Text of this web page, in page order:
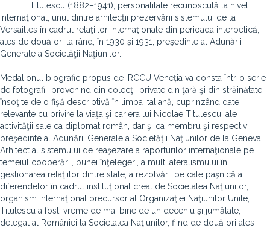
Titulescu (1882–1941), personalitate recunoscută la nivel
internaţional, unul dintre arhitecţii prezervării sistemului de la
Versailles în cadrul relaţiilor internaţionale din perioada interbelică,
ales de două ori la rând, în 1930 şi 1931, preşedinte al Adunării
Generale a Societăţii Naţiunilor.
Medalionul biografic propus de IRCCU Veneția va consta într-o serie
de fotografii, provenind din colecţii private din ţară şi din străinătate,
însoţite de o fişă descriptivă în limba italiană, cuprinzând date
relevante cu privire la viaţa şi cariera lui Nicolae Titulescu, ale
activităţii sale ca diplomat român, dar şi ca membru şi respectiv
preşedinte al Adunării Generale a Societăţii Naţiunilor de la Geneva.
Arhitect al sistemului de reaşezare a raporturilor internaţionale pe
temeiul cooperării, bunei înţelegeri, a multilateralismului în
gestionarea relaţiilor dintre state, a rezolvării pe cale paşnică a
diferendelor în cadrul instituţional creat de Societatea Naţiunilor,
organism internaţional precursor al Organizaţiei Naţiunilor Unite,
Titulescu a fost, vreme de mai bine de un deceniu şi jumătate,
delegat al României la Societatea Naţiunilor, fiind de două ori ales